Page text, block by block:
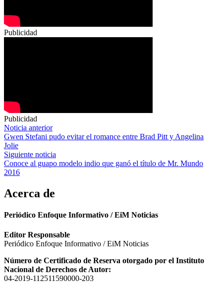
Publicidad
Publicidad
Navegación
de
entradas
Noticia anterior
Gwen Stefani pudo evitar el romance entre Brad Pitt y Angelina
Jolie
Siguiente noticia
Conoce al guapo modelo indio que ganó el título de Mr. Mundo
2016
Acerca de
Periódico Enfoque Informativo / EiM Noticias
Editor Responsable
Periódico Enfoque Informativo / EiM Noticias
Número de Certificado de Reserva otorgado por el Instituto
Nacional de Derechos de Autor:
04-2019-112511590000-203